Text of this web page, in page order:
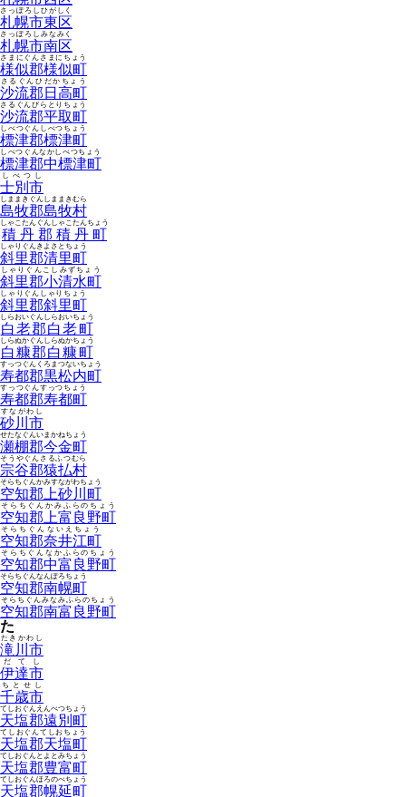
札幌市東区
さっぽろしひがしく
札幌市南区
さっぽろしみなみく
様似郡様似町
さまにぐんさまにちょう
沙流郡日高町
さるぐんひだかちょう
沙流郡平取町
さるぐんびらとりちょう
標津郡標津町
しべつぐんしべつちょう
標津郡中標津町
しべつぐんなかしべつちょう
士別市
しべつし
島牧郡島牧村
しままきぐんしままきむら
積丹郡積丹町
しゃこたんぐんしゃこたんちょう
斜里郡清里町
しゃりぐんきよさとちょう
斜里郡小清水町
しゃりぐんこしみずちょう
斜里郡斜里町
しゃりぐんしゃりちょう
白老郡白老町
しらおいぐんしらおいちょう
白糠郡白糠町
しらぬかぐんしらぬかちょう
寿都郡黒松内町
すっつぐんくろまつないちょう
寿都郡寿都町
すっつぐんすっつちょう
砂川市
すながわし
瀬棚郡今金町
せたなぐんいまかねちょう
宗谷郡猿払村
そうやぐんさるふつむら
空知郡上砂川町
そらちぐんかみすながわちょう
空知郡上富良野町
そらちぐんかみふらのちょう
空知郡奈井江町
そらちぐんないえちょう
空知郡中富良野町
そらちぐんなかふらのちょう
空知郡南幌町
そらちぐんなんぽろちょう
空知郡南富良野町
そらちぐんみなみふらのちょう
た
滝川市
たきかわし
伊達市
だてし
千歳市
ちとせし
天塩郡遠別町
てしおぐんえんべつちょう
天塩郡天塩町
てしおぐんてしおちょう
天塩郡豊富町
てしおぐんとよとみちょう
天塩郡幌延町
てしおぐんほろのべちょう